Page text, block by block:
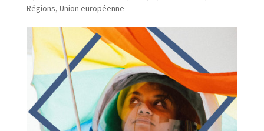
Régions, Union européenne